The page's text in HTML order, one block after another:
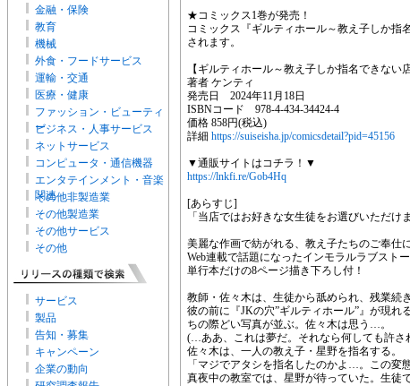
金融・保険
教育
機械
外食・フードサービス
運輸・交通
医療・健康
ファッション・ビューティ
ー
ビジネス・人事サービス
ネットサービス
コンピュータ・通信機器
エンタテインメント・音楽
関連
その他非製造業
その他製造業
その他サービス
その他
サービス
製品
告知・募集
キャンペーン
企業の動向
★コミックス1巻が発売！
コミックス『ギルティホール～教え子しか指
されます。
【ギルティホール～教え子しか指名できない店
著者 ケンティ
発売日 2024年11月18日
ISBNコード 978-4-434-34424-4
価格 858円(税込)
詳細 https://suiseisha.jp/comicsdetail?pid=45156
▼通販サイトはコチラ！▼
https://lnkfi.re/Gob4Hq
[あらすじ]
「当店ではお好きな女生徒をお選びいただけま
美麗な作画で紡がれる、教え子たちのご奉仕
Web連載で話題になったインモラルラブスト
単行本だけの8ページ描き下ろし付！
教師・佐々木は、生徒から舐められ、残業続
彼の前に『JKの穴”ギルティホール”』が現
ちの際どい写真が並ぶ。佐々木は思う…。
(…ああ、これは夢だ。それなら何しても許さ
佐々木は、一人の教え子・星野を指名する。
「マジでアタシを指名したのかよ…。この変
真夜中の教室では、星野が待っていた。生徒